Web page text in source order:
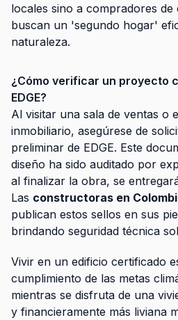
locales sino a compradores de
buscan un 'segundo hogar'
naturaleza.
¿Cómo verificar un proyecto
EDGE?
Al visitar una sala de ventas o
inmobiliario, asegúrese de
preliminar de EDGE. Este
diseño ha sido auditado por
al finalizar la obra, se
Las constructoras en
publican estos sellos en sus
brindando seguridad técnica
Vivir en un edificio certificado
cumplimiento de las metas
mientras se disfruta de una
y financieramente más liviana